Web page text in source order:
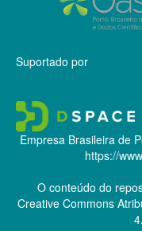
Suportado por
Empresa Brasileira de
https://
O conteúdo do
Creative Commons